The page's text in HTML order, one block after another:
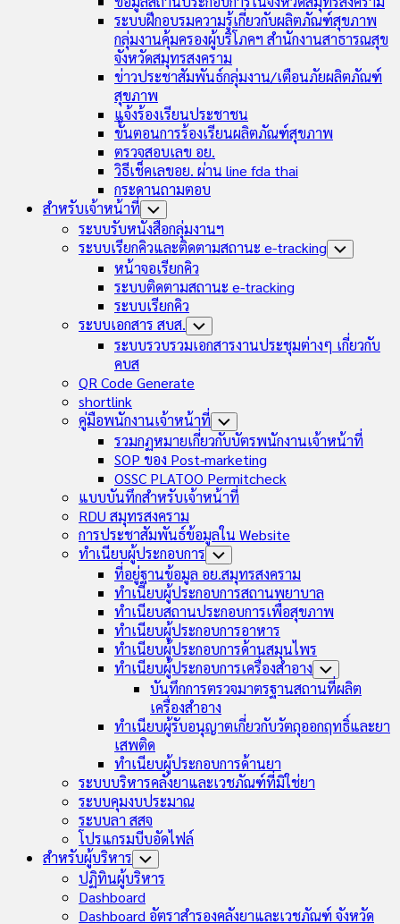
Menu
ระบบฝึกอบรมความรู้เกี่ยวกับผลิตภัณฑ์สุขภาพ
กลุ่มงานคุ้มครองผู้บริโภคฯ สำนักงานสาธารณสุข
จังหวัดสมุทรสงคราม
ข่าวประชาสัมพันธ์กลุ่มงาน/เตือนภัยผลิตภัณฑ์
สุขภาพ
แจ้งร้องเรียนประชาชน
ขั้นตอนการร้องเรียนผลิตภัณฑ์สุขภาพ
ตรวจสอบเลข อย.
วิธีเช็คเลขอย. ผ่าน line fda thai
กระดานถามตอบ
สำหรับเจ้าหน้าที่ Toggle
Child
Menu
ระบบรับหนังสือกลุ่มงานฯ
ระบบเรียกคิวและติดตามสถานะ e-tracking Toggle
หน้าจอเรียกคิว
ระบบติดตามสถานะ e-tracking
ระบบเรียกคิว
ระบบเอกสาร สบส. Toggle
Child
Menu
ระบบรวบรวมเอกสารงานประชุมต่างๆ เกี่ยวกับ
คบส
QR Code Generate
shortlink
คู่มือพนักงานเจ้าหน้าที่ Toggle
Child
Menu
รวมกฏหมายเกี่ยวกับบัตรพนักงานเจ้าหน้าที่
SOP ของ Post-marketing
OSSC PLATOO Permitcheck
แบบบันทึกสำหรับเจ้าหน้าที่
RDU สมุทรสงคราม
การประชาสัมพันธ์ข้อมูลใน Website
ทำเนียบผู้ประกอบการ Toggle
Child
Menu
ที่อยู่ฐานข้อมูล อย.สมุทรสงคราม
ทำเนียบผู้ประกอบการสถานพยาบาล
ทำเนียบสถานประกอบการเพื่อสุขภาพ
ทำเนียบผู้ประกอบการอาหาร
ทำเนียบผู้ประกอบการด้านสมุนไพร
ทำเนียบผู้ประกอบการเครื่องสำอาง Toggle
Child
Menu
บันทึกการตรวจมาตรฐานสถานที่ผลิต
เครื่องสำอาง
ทำเนียบผู้รับอนุญาตเกี่ยวกับวัตถุออกฤทธิ์และยา
เสพติด
ทำเนียบผู้ประกอบการด้านยา
ระบบบริหารคลังยาและเวชภัณฑ์ที่มิใช่ยา
ระบบคุมงบประมาณ
ระบบลา สสจ
โปรแกรมบีบอัดไฟล์
สำหรับผู้บริหาร Toggle
Child
Menu
ปฏิทินผู้บริหาร
Dashboard
Dashboard อัตราสำรองคลังยาและเวชภัณฑ์ จังหวัด